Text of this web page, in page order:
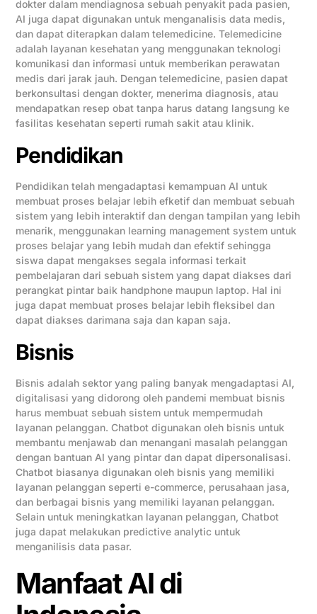
dokter dalam mendiagnosa sebuah penyakit pada pasien,
AI juga dapat digunakan untuk menganalisis data medis,
dan dapat diterapkan dalam telemedicine. Telemedicine
adalah layanan kesehatan yang menggunakan teknologi
komunikasi dan informasi untuk memberikan perawatan
medis dari jarak jauh. Dengan telemedicine, pasien dapat
berkonsultasi dengan dokter, menerima diagnosis, atau
mendapatkan resep obat tanpa harus datang langsung ke
fasilitas kesehatan seperti rumah sakit atau klinik.
Pendidikan
Pendidikan telah mengadaptasi kemampuan AI untuk
membuat proses belajar lebih efketif dan membuat sebuah
sistem yang lebih interaktif dan dengan tampilan yang lebih
menarik, menggunakan learning management system untuk
proses belajar yang lebih mudah dan efektif sehingga
siswa dapat mengakses segala informasi terkait
pembelajaran dari sebuah sistem yang dapat diakses dari
perangkat pintar baik handphone maupun laptop. Hal ini
juga dapat membuat proses belajar lebih fleksibel dan
dapat diakses darimana saja dan kapan saja.
Bisnis
Bisnis adalah sektor yang paling banyak mengadaptasi AI,
digitalisasi yang didorong oleh pandemi membuat bisnis
harus membuat sebuah sistem untuk mempermudah
layanan pelanggan. Chatbot digunakan oleh bisnis untuk
membantu menjawab dan menangani masalah pelanggan
dengan bantuan AI yang pintar dan dapat dipersonalisasi.
Chatbot biasanya digunakan oleh bisnis yang memiliki
layanan pelanggan seperti e-commerce, perusahaan jasa,
dan berbagai bisnis yang memiliki layanan pelanggan.
Selain untuk meningkatkan layanan pelanggan, Chatbot
juga dapat melakukan predictive analytic untuk
menganilisis data pasar.
Manfaat AI di